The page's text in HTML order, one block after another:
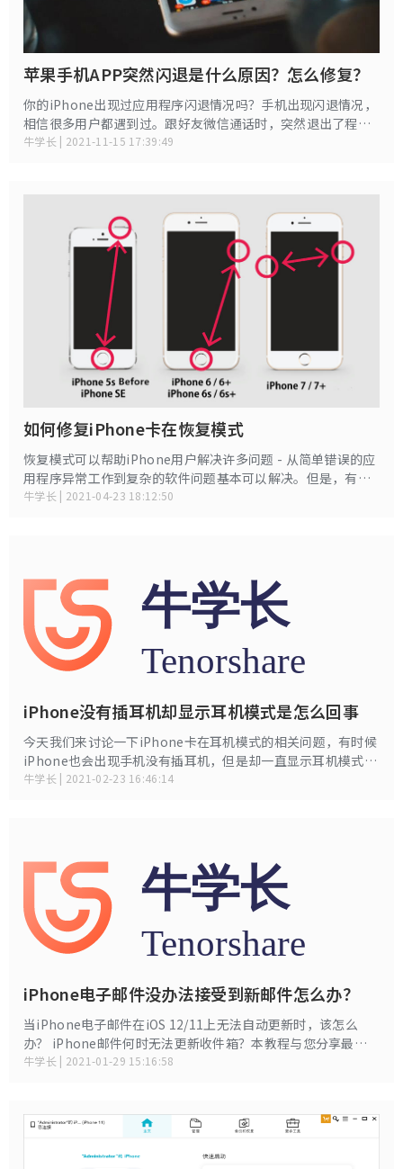
苹果手机APP突然闪退是什么原因？怎么修复？
你的iPhone出现过应用程序闪退情况吗？手机出现闪退情况，
相信很多用户都遇到过。跟好友微信通话时，突然退出了程
序；正打着游戏，抢救队友时，你却闪退掉线了等等，那遇到
牛学长 | 2021-11-15 17:39:49
如何修复iPhone卡在恢复模式
恢复模式可以帮助iPhone用户解决许多问题 - 从简单错误的应
用程序异常工作到复杂的软件问题基本可以解决。但是，有时
候你会卡在恢复模式无法退出。让你摆脱许多问题的方法其实
牛学长 | 2021-04-23 18:12:50
iPhone没有插耳机却显示耳机模式是怎么回事
今天我们来讨论一下iPhone卡在耳机模式的相关问题，有时候
iPhone也会出现手机没有插耳机，但是却一直显示耳机模式的
问题。不管怎么操作，手机就是没有办法外放声音。
牛学长 | 2021-02-23 16:46:14
iPhone电子邮件没办法接受到新邮件怎么办？
当iPhone电子邮件在iOS 12/11上无法自动更新时，该怎么
办？ iPhone邮件何时无法更新收件箱？本教程与您分享最佳
解决方案。
牛学长 | 2021-01-29 15:16:58